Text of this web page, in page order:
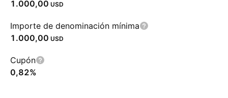
1.000,00 USD
Importe de denominación mínima
1.000,00 USD
Cupón
0,82%